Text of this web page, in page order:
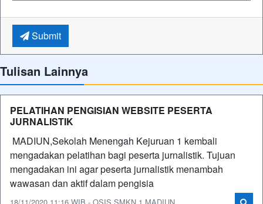
Submit
Tulisan Lainnya
PELATIHAN PENGISIAN WEBSITE PESERTA
JURNALISTIK
MADIUN,Sekolah Menengah Kejuruan 1 kembali
mengadakan pelatihan bagi peserta jurnalistik. Tujuan
mengadakan ini agar peserta jurnalistik menambah
wawasan dan aktif dalam pengisia